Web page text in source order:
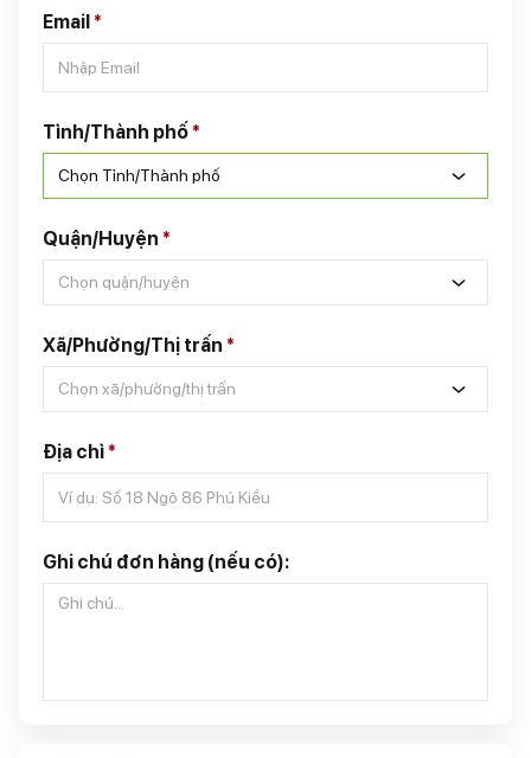
Email *
Tỉnh/Thành phố *
Chọn Tỉnh/Thành phố
Quận/Huyện *
Chọn quận/huyện
Xã/Phường/Thị trấn *
Chọn xã/phường/thị trấn
Địa chỉ *
Ghi chú đơn hàng (nếu có):